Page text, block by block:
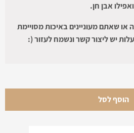
אבן חן.
שאתם מעוניינים באיכות מסויימת
יש ליצור קשר ונשמח לעזור (:
הוסף לסל